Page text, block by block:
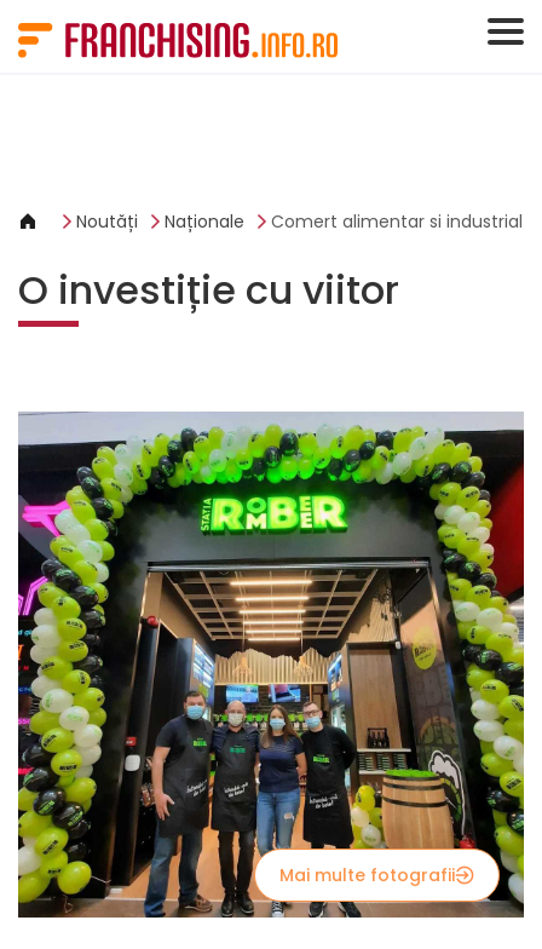
Noutăți Naționale Comert alimentar si industrial
O investiție cu viitor
Mai multe fotografii